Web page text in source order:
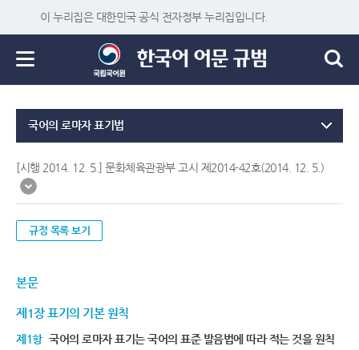
이 누리집은 대한민국 공식 전자정부 누리집입니다.
국어의 로마자 표기법
[시행 2014. 12. 5.] 문화체육관광부 고시 제2014-42호(2014. 12. 5.)
규정 목록 보기
본문
제1장 표기의 기본 원칙
제1항 국어의 로마자 표기는 국어의 표준 발음법에 따라 적는 것을 원칙